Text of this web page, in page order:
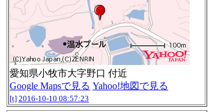
愛知県小牧市大字野口 付近
Google Mapsで見る Yahoo!地図で見る
[t] 2016-10-10 08:57:23